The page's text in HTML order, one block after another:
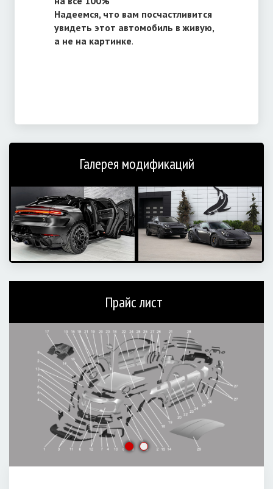
Надеемся, что вам посчастливится
увидеть этот автомобиль в живую,
а не на картинке.
Галерея модификаций
Прайс лист